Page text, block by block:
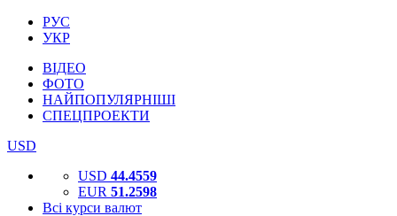
РУС
УКР
ВІДЕО
ФОТО
НАЙПОПУЛЯРНІШІ
СПЕЦПРОЕКТИ
USD
USD 44.4559
EUR 51.2598
Всі курси валют